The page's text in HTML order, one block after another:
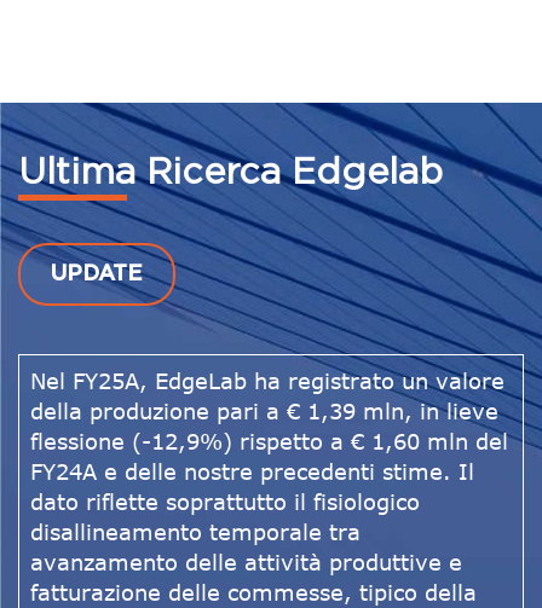
Ultima Ricerca Edgelab
UPDATE
Nel FY25A, EdgeLab ha registrato un valore
della produzione pari a € 1,39 mln, in lieve
flessione (-12,9%) rispetto a € 1,60 mln del
FY24A e delle nostre precedenti stime. Il
dato riflette soprattutto il fisiologico
disallineamento temporale tra
avanzamento delle attività produttive e
fatturazione delle commesse, tipico della